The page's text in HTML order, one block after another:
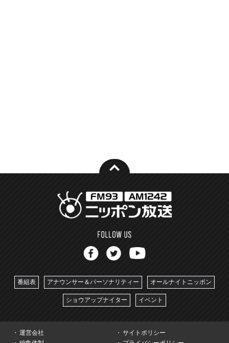
番組表 アナウンサー＆パーソナリティー オールナイトニッポン
ショウアップナイター イベント
運営会社
サイトポリシー